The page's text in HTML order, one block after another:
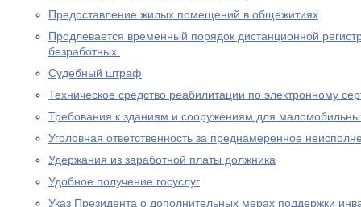
Предоставление жилых помещений в общежитиях
Продлевается временный порядок дистанционной
безработных.
Судебный штраф
Техническое средство реабилитации по электронному
Требования к зданиям и сооружениям для
Уголовная ответственность за преднамеренное
Удержания из заработной платы должника
Удобное получение госуслуг
Указ Президента о дополнительных мерах поддержки